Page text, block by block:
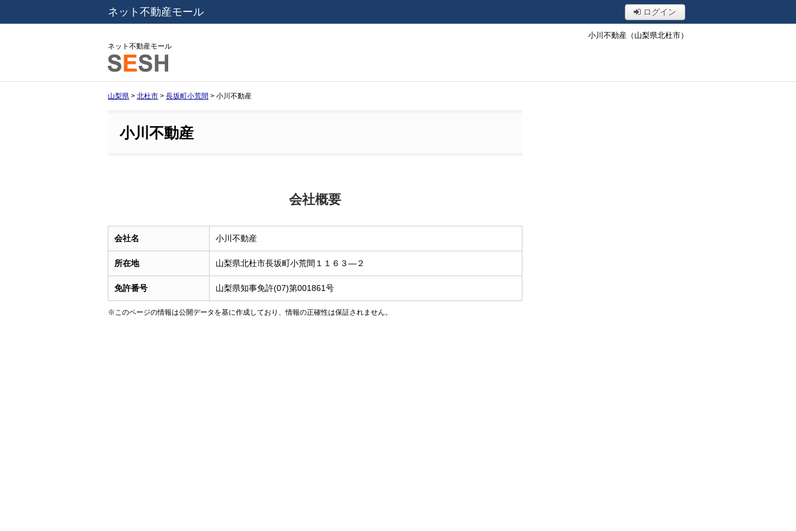
ネット不動産モール ログイン
小川不動産（山梨県北杜市）
ネット不動産モール
山梨県 > 北杜市 > 長坂町小荒間 > 小川不動産
小川不動産
会社概要
会社名 小川不動産
所在地 山梨県北杜市長坂町小荒間１１６３―２
免許番号 山梨県知事免許(07)第001861号
※このページの情報は公開データを基に作成しており、情報の正確性は保証されません。